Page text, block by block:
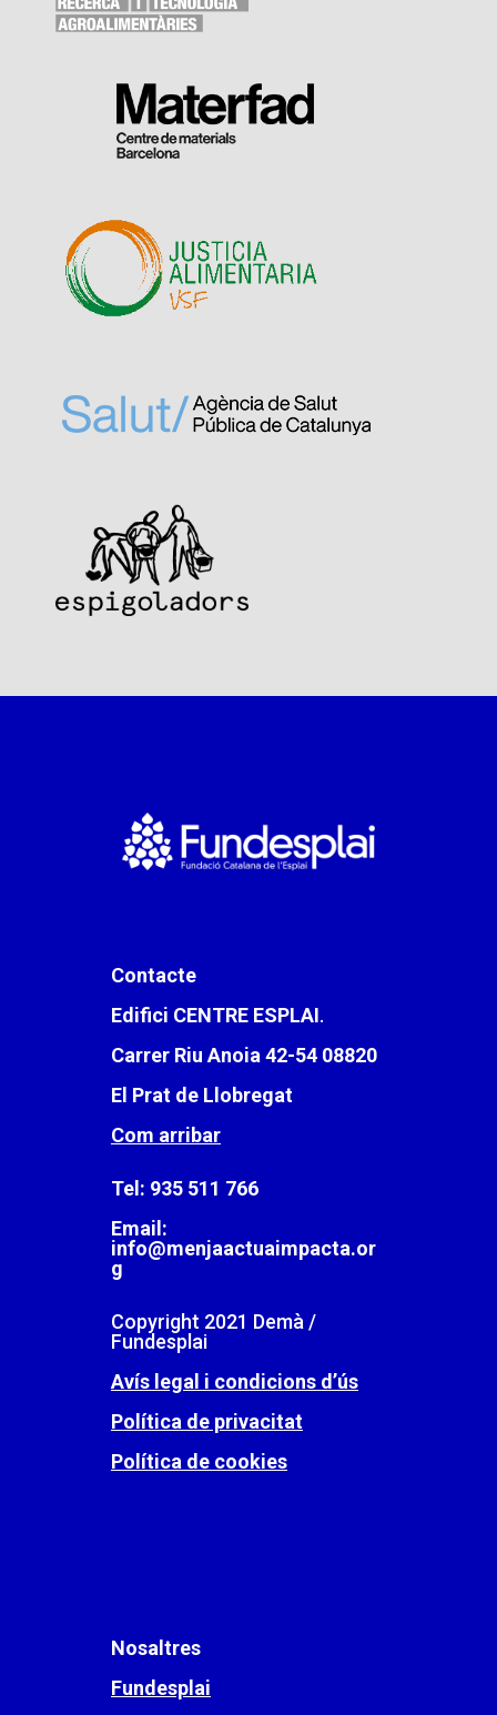
Contacte
Edifici CENTRE ESPLAI.
Carrer Riu Anoia 42-54 08820
El Prat de Llobregat
Com arribar
Tel: 935 511 766
Email:
info@menjaactuaimpacta.or
g
Copyright 2021 Demà /
Fundesplai
Avís legal i condicions d’ús
Política de privacitat
Política de cookies
Nosaltres
Fundesplai